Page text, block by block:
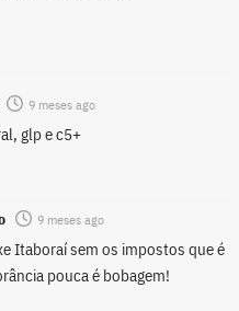
9 meses ago
glp e c5+
9 meses ago
Itaboraí sem os impostos que é
pouca é bobagem!